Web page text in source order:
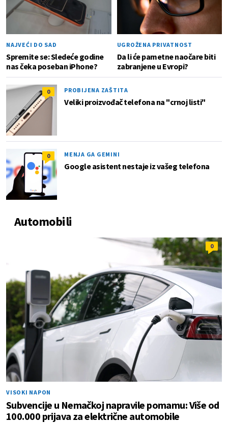
NAJVEĆI DO SAD
Spremite se: Sledeće godine
nas čeka poseban iPhone?
UGROŽENA PRIVATNOST
Da li će pametne naočare biti
zabranjene u Evropi?
0 PROBIJENA ZAŠTITA
Veliki proizvođač telefona na "crnoj listi"
0 MENJA GA GEMINI
Google asistent nestaje iz vašeg telefona
Automobili
0
VISOKI NAPON
Subvencije u Nemačkoj napravile pomamu: Više od
100.000 prijava za električne automobile